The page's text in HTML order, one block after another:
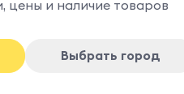
фактуры обладают
объём,
пространства
креативную
комфорта.
цены и наличие товаров
Выбрать город